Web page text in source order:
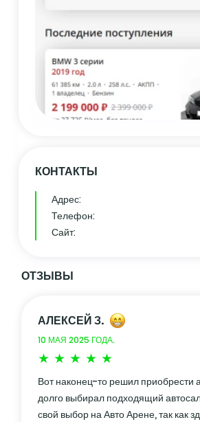
КОНТАКТЫ
Адрес:
Телефон:
Сайт:
ОТЗЫВЫ
АЛЕКСЕЙ З.
10 МАЯ 2025 ГОДА.
Вот наконец-то решил приобрести
долго выбирал подходящий
свой выбор на Авто Арене, так как